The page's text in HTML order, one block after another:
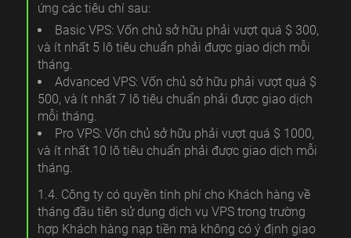
ứng các tiêu chí sau:
Basic VPS: Vốn chủ sở hữu phải vượt quá $ 300,
và ít nhất 5 lô tiêu chuẩn phải được giao dịch mỗi
tháng.
Advanced VPS: Vốn chủ sở hữu phải vượt quá $
500, và ít nhất 7 lô tiêu chuẩn phải được giao dịch
mỗi tháng.
Pro VPS: Vốn chủ sở hữu phải vượt quá $ 1000,
và ít nhất 10 lô tiêu chuẩn phải được giao dịch mỗi
tháng.
1.4. Công ty có quyền tính phí cho Khách hàng về
tháng đầu tiên sử dụng dịch vụ VPS trong trường
hợp Khách hàng nạp tiền mà không có ý định giao